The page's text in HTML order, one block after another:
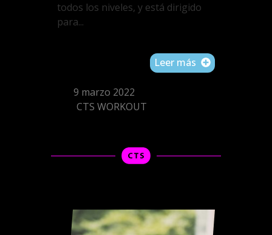
todos los niveles, y está dirigido
para...
Leer más
9 marzo 2022
CTS WORKOUT